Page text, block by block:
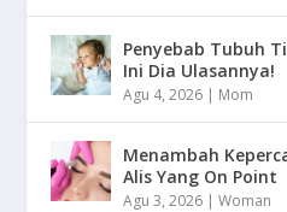
Penyebab Tubuh
Ini Dia Ulasannya!
Agu 4, 2026 | Mom
Menambah
Alis Yang On Point
Agu 3, 2026 |Woman